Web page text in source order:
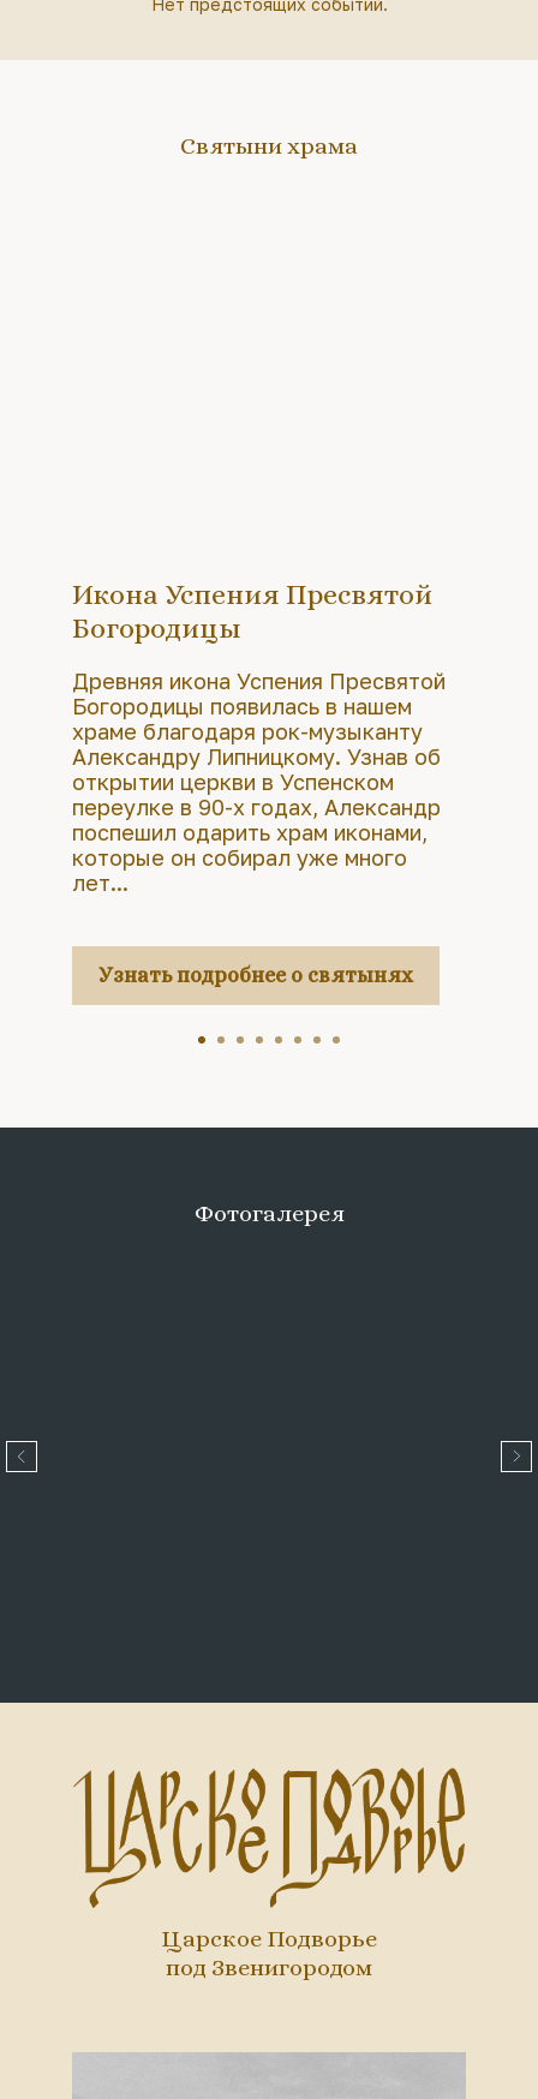
Нет предстоящих событий.
Святыни храма
Икона Успения Пресвятой
Богородицы
Древняя икона Успения Пресвятой
Богородицы появилась в нашем
храме благодаря рок-музыканту
Александру Липницкому. Узнав об
открытии церкви в Успенском
переулке в 90-х годах, Александр
поспешил одарить храм иконами,
которые он собирал уже много
лет...
Узнать подробнее о святынях
Фотогалерея
Царское Подворье
под Звенигородом